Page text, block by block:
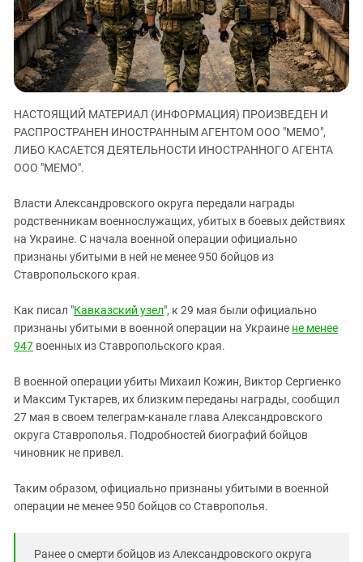
ЗАСТАВЛЯЕТ
КАВКАЗ ЗА ПАЛЕСТИНУ
ИНАКОМЫСЛИЕ В ЧЕЧНЕ
ПРЕСЛЕДОВАНИЕ АКТИВИСТОВ
МОБИЛИЗАЦИЯ И ПРОТЕСТЫ
Дагестан
Ингушетия
Кабардино-Балкария
Калмыкия
Карачаево-Черкесия
Краснодарский край
Нагорный Карабах
Северная Осетия - Алания
СКФО
Чечня
Южная Осетия
НАСТОЯЩИЙ МАТЕРИАЛ (ИНФОРМАЦИЯ) ПРОИЗВЕДЕН И
РАСПРОСТРАНЕН ИНОСТРАННЫМ АГЕНТОМ ООО "МЕМО",
ЛИБО КАСАЕТСЯ ДЕЯТЕЛЬНОСТИ ИНОСТРАННОГО АГЕНТА
ООО "МЕМО".
Власти Александровского округа передали награды
родственникам военнослужащих, убитых в боевых действиях
на Украине. С начала военной операции официально
признаны убитыми в ней не менее 950 бойцов из
Ставропольского края.
Как писал "Кавказский узел", к 29 мая были официально
признаны убитыми в военной операции на Украине не менее
947 военных из Ставропольского края.
В военной операции убиты Михаил Кожин, Виктор Сергиенко
и Максим Туктарев, их близким переданы награды, сообщил
27 мая в своем телеграм-канале глава Александровского
округа Ставрополья. Подробностей биографий бойцов
чиновник не привел.
Таким образом, официально признаны убитыми в военной
операции не менее 950 бойцов со Ставрополья.
Ранее о смерти бойцов из Александровского округа